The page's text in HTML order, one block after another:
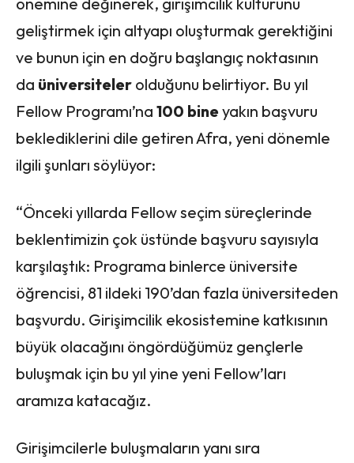
geliştirmek için altyapı oluşturmak gerektiğini
ve bunun için en doğru başlangıç noktasının
da üniversiteler olduğunu belirtiyor. Bu yıl
Fellow Programı’na 100 bine yakın başvuru
beklediklerini dile getiren Afra, yeni dönemle
ilgili şunları söylüyor:
“Önceki yıllarda Fellow seçim süreçlerinde
beklentimizin çok üstünde başvuru sayısıyla
karşılaştık: Programa binlerce üniversite
öğrencisi, 81 ildeki 190’dan fazla üniversiteden
başvurdu. Girişimcilik ekosistemine katkısının
büyük olacağını öngördüğümüz gençlerle
buluşmak için bu yıl yine yeni Fellow’ları
aramıza katacağız.
Girişimcilerle buluşmaların yanı sıra